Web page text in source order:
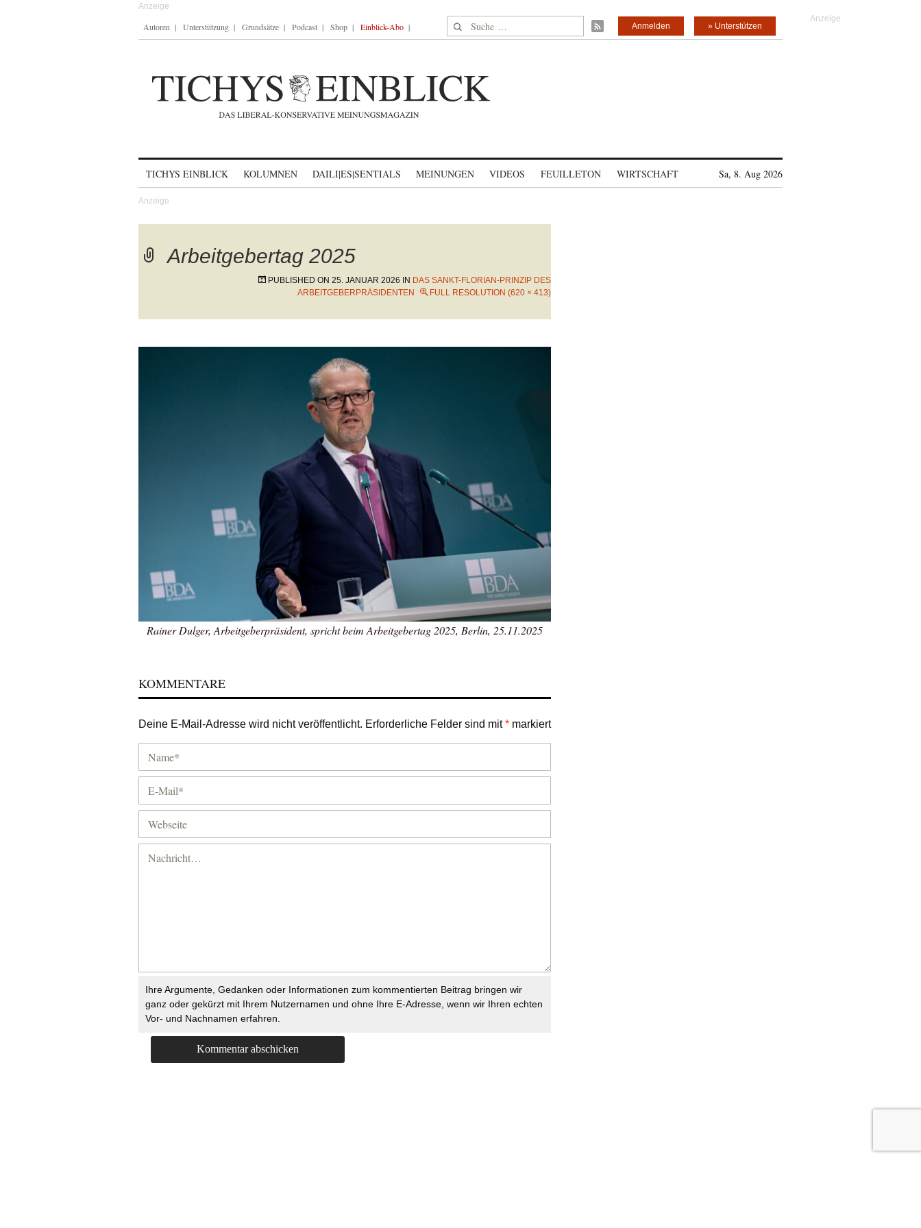
Autoren Unterstützung Grundsätze Podcast Shop Einblick-Abo Suche nach: » Unterstützen
Anmelden
TICHYS EINBLICK KOLUMNEN DAILI|ES|SENTIALS MEINUNGEN VIDEOS FEUILLETON WIRTSCHAFT Sa, 8. Aug 2026
Arbeitgebertag 2025
PUBLISHED ON 25. JANUAR 2026 IN DAS SANKT-FLORIAN-PRINZIP DES
ARBEITGEBERPRÄSIDENTEN
FULL RESOLUTION (620 × 413)
Rainer Dulger, Arbeitgeberpräsident, spricht beim Arbeitgebertag 2025, Berlin, 25.11.2025
KOMMENTARE
Deine E-Mail-Adresse wird nicht veröffentlicht. Erforderliche Felder sind mit* markiert
Ihre Argumente, Gedanken oder Informationen zum kommentierten Beitrag bringen wir
ganz oder gekürzt mit Ihrem Nutzernamen und ohne Ihre E-Adresse, wenn wir Ihren echten
Vor- und Nachnamen erfahren.